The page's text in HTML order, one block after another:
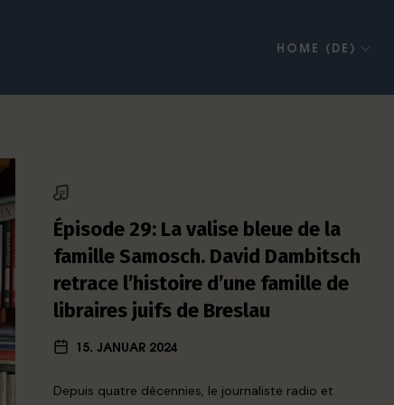
HOME (DE)
Épisode 29: La valise bleue de la
famille Samosch. David Dambitsch
retrace l’histoire d’une famille de
libraires juifs de Breslau
15. JANUAR 2024
Depuis quatre décennies, le journaliste radio et